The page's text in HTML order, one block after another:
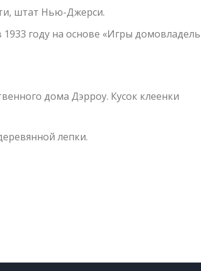
штат Нью-Джерси.
году на основе «Игры
дома Дэрроу. Кусок клеенки
лепки.